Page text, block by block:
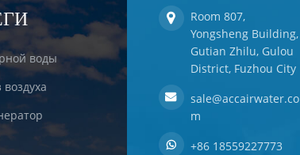
воды
Room 807,
Yongsheng Building,
Gutian Zhilu, Gulou
District, Fuzhou City
sale@accairwater.co
m
+86 18559227773